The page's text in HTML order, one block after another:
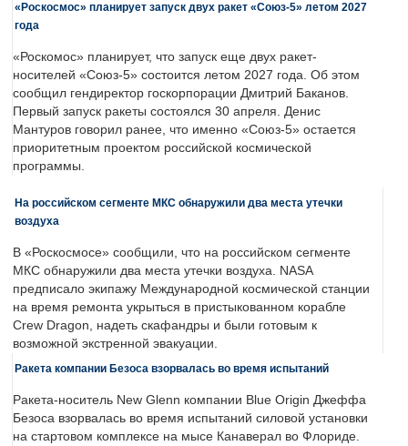
«Роскосмос» планирует запуск двух ракет «Союз-5» летом 2027
года
«Роскомос» планирует, что запуск еще двух ракет-
носителей «Союз-5» состоится летом 2027 года. Об этом
сообщил гендиректор госкорпорации Дмитрий Баканов.
Первый запуск ракеты состоялся 30 апреля. Денис
Мантуров говорил ранее, что именно «Союз-5» остается
приоритетным проектом российской космической
программы.
На российском сегменте МКС обнаружили два места утечки
воздуха
В «Роскосмосе» сообщили, что на российском сегменте
МКС обнаружили два места утечки воздуха. NASA
предписало экипажу Международной космической станции
на время ремонта укрыться в пристыкованном корабле
Crew Dragon, надеть скафандры и были готовым к
возможной экстренной эвакуации.
Ракета компании Безоса взорвалась во время испытаний
Ракета-носитель New Glenn компании Blue Origin Джеффа
Безоса взорвалась во время испытаний силовой установки
на стартовом комплексе на мысе Канаверал во Флориде.